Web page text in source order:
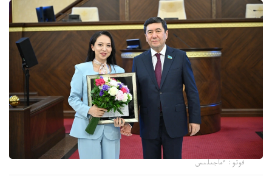
فوتو: ءماجىلىس